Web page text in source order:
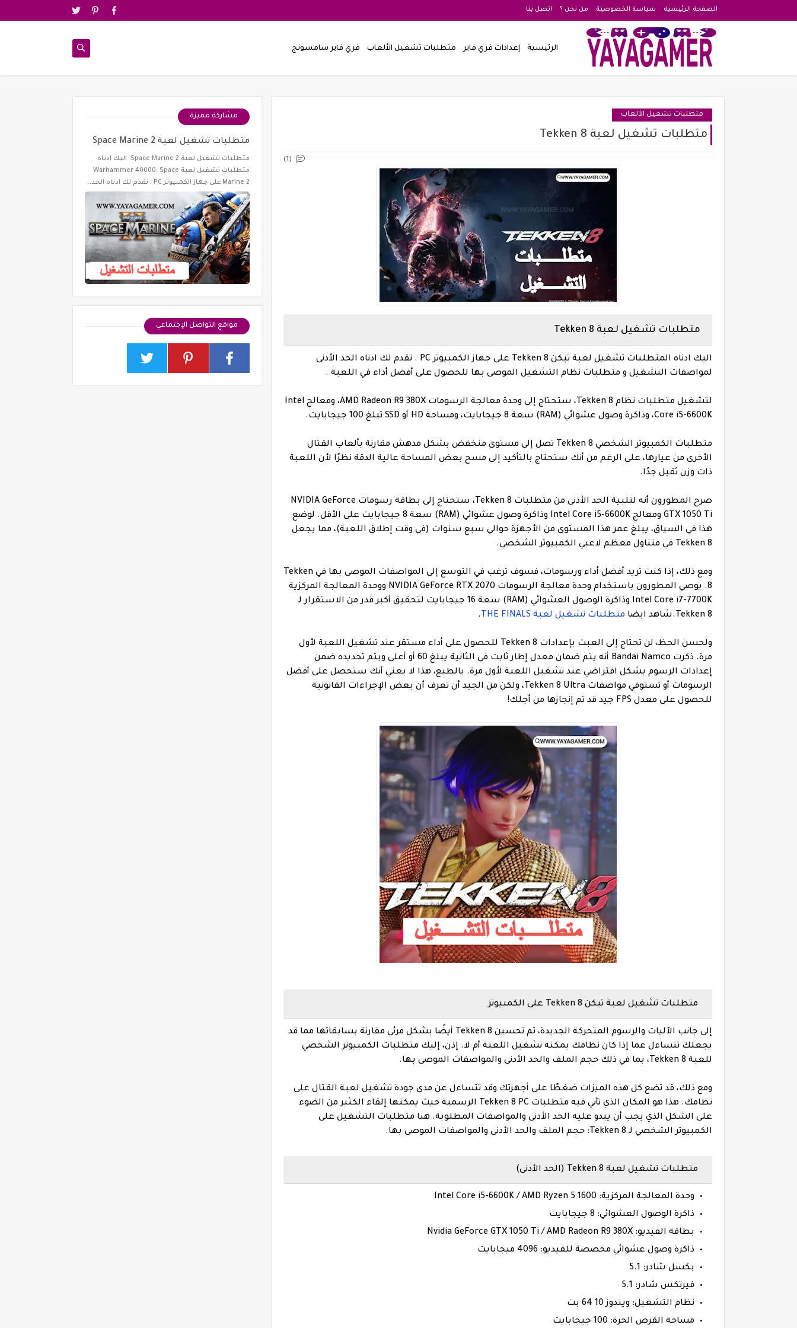
الصفحة الرئيسية سياسة الخصوصية من نحن ؟ اتصل بنا
الرئيسية إعدادات فري فاير متطلبات تشغيل الألعاب فري فاير سامسونج
متطلبات تشغيل الألعاب
متطلبات تشغيل لعبة Tekken 8
(1)
متطلبات تشغيل لعبة Tekken 8
اليك ادناه المتطلبات تشغيل لعبة تيكن Tekken 8 على جهاز الكمبيوتر PC . نقدم لك ادناه الحد الأدنى
لمواصفات التشغيل و متطلبات نظام التشغيل الموصى بها للحصول على أفضل أداء في اللعبة .
لتشغيل متطلبات نظام Tekken 8، ستحتاج إلى وحدة معالجة الرسومات AMD Radeon R9 380X، ومعالج Intel
Core i5-6600K، وذاكرة وصول عشوائي (RAM) سعة 8 جيجابايت، ومساحة HD أو SSD تبلغ 100 جيجابايت.
متطلبات الكمبيوتر الشخصي Tekken 8 تصل إلى مستوى منخفض بشكل مدهش مقارنة بألعاب القتال
الأخرى من عيارها، على الرغم من أنك ستحتاج بالتأكيد إلى مسح بعض المساحة عالية الدقة نظرًا لأن اللعبة
ذات وزن ثقيل جدًا.
صرح المطورون أنه لتلبية الحد الأدنى من متطلبات Tekken 8، ستحتاج إلى بطاقة رسومات NVIDIA GeForce
GTX 1050 Ti ومعالج Intel Core i5-6600K وذاكرة وصول عشوائي (RAM) سعة 8 جيجابايت على الأقل. لوضع
هذا في السياق، يبلغ عمر هذا المستوى من الأجهزة حوالي سبع سنوات (في وقت إطلاق اللعبة)، مما يجعل
Tekken 8 في متناول معظم لاعبي الكمبيوتر الشخصي.
ومع ذلك، إذا كنت تريد أفضل أداء ورسومات، فسوف ترغب في التوسع إلى المواصفات الموصى بها في Tekken
8. يوصي المطورون باستخدام وحدة معالجة الرسومات NVIDIA GeForce RTX 2070 ووحدة المعالجة المركزية
Intel Core i7-7700K وذاكرة الوصول العشوائي (RAM) سعة 16 جيجابايت لتحقيق أكبر قدر من الاستقرار لـ
Tekken 8.
شاهد ايضا متطلبات تشغيل لعبة THE FINALS .
ولحسن الحظ، لن تحتاج إلى العبث بإعدادات Tekken 8 للحصول على أداء مستقر عند تشغيل اللعبة لأول
مرة. ذكرت Bandai Namco أنه يتم ضمان معدل إطار ثابت في الثانية يبلغ 60 أو أعلى ويتم تحديده ضمن
إعدادات الرسوم بشكل افتراضي عند تشغيل اللعبة لأول مرة. بالطبع، هذا لا يعني أنك ستحصل على أفضل
الرسومات أو تستوفي مواصفات Tekken 8 Ultra، ولكن من الجيد أن تعرف أن بعض الإجراءات القانونية
للحصول على معدل FPS جيد قد تم إنجازها من أجلك!
متطلبات تشغيل لعبة تيكن Tekken 8 على الكمبيوتر
إلى جانب الآليات والرسوم المتحركة الجديدة، تم تحسين Tekken 8 أيضًا بشكل مرئي مقارنة بسابقاتها مما قد
يجعلك تتساءل عما إذا كان نظامك يمكنه تشغيل اللعبة أم لا. إذن، إليك متطلبات الكمبيوتر الشخصي
للعبة Tekken 8، بما في ذلك حجم الملف والحد الأدنى والمواصفات الموصى بها.
ومع ذلك، قد تضع كل هذه الميزات ضغطًا على أجهزتك وقد تتساءل عن مدى جودة تشغيل لعبة القتال على
نظامك. هذا هو المكان الذي تأتي فيه متطلبات Tekken 8 PC الرسمية حيث يمكنها إلقاء الكثير من الضوء
على الشكل الذي يجب أن يبدو عليه الحد الأدنى والمواصفات المطلوبة. هنا متطلبات التشغيل على
الكمبيوتر الشخصي لـ Tekken 8: حجم الملف والحد الأدنى والمواصفات الموصى بها.
متطلبات تشغيل لعبة Tekken 8 (الحد الأدنى)
وحدة المعالجة المركزية: Intel Core i5-6600K / AMD Ryzen 5 1600
ذاكرة الوصول العشوائي: 8 جيجابايت
بطاقة الفيديو: Nvidia GeForce GTX 1050 Ti / AMD Radeon R9 380X
ذاكرة وصول عشوائي مخصصة للفيديو: 4096 ميجابايت
بكسل شادر: 5.1
فيرتكس شادر: 5.1
نظام التشغيل: ويندوز 10 64 بت
مساحة القرص الحرة: 100 جيجابايت
مشاركة مميزة
متطلبات تشغيل لعبة Space Marine 2
متطلبات تشغيل لعبة Space Marine 2 اليك ادناه
متطلبات تشغيل لعبة Warhammer 40000: Space
Marine 2 على جهاز الكمبيوتر PC . نقدم لك ادناه الحد…
مواقع التواصل الإجتماعي